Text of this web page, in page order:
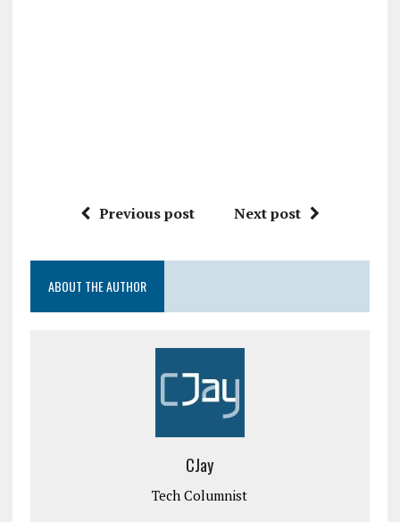
Previous post Next post
ABOUT THE AUTHOR
CJay
Tech Columnist